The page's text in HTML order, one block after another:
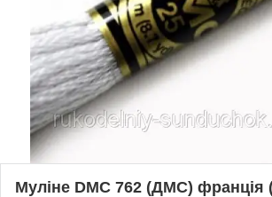
Муліне DMC 762 (ДМС) франція